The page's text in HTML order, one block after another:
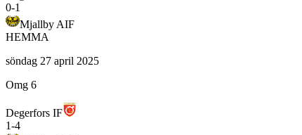
0-1
Mjallby AIF
HEMMA
söndag 27 april 2025
Omg 6
Degerfors IF
1-4